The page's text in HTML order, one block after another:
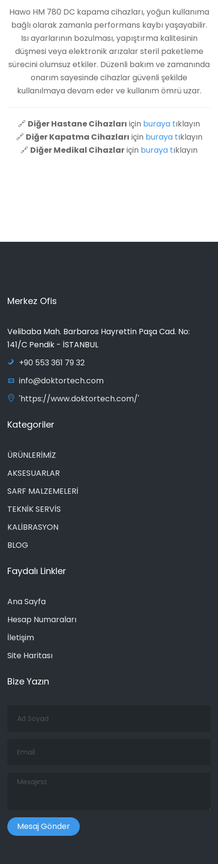
Hawo HM 780 DC kapama cihazları, yoğun kullanıma
bağlı olarak zamanla performans kaybı yaşayabilir.
Isı ayarlarının bozulması, yapıştırma kalitesinin
düşmesi veya elektronik arızalar steril paketleme
sürecini olumsuz etkiler. Düzenli bakım ve zamanında
onarım sayesinde cihazlar güvenli şekilde
kullanılmaya devam eder ve kullanım ömrü uzar.
🔗 Diğer Hastane Cihazları için buraya tıklayın
🔗 Diğer Kapatma Cihazları için buraya tıklayın
🔗 Diğer Medikal Cihazlariçin buraya tıklayın
Merkez Ofis
Velibaba Mah. Barbaros Hayrettin Paşa Cad. No:
141/C Pendik - İSTANBUL
+90 553 361 79 32
info@doktortech.com
'https://www.doktortech.com/'
Kategoriler
ÜRÜNLERİMİZ
AKSESUARLAR
SARF MALZEMELERİ
TEKNİK SERVİS
KALİBRASYON
BLOG
Faydalı Linkler
Ana Sayfa
Hesap Numaraları
İletişim
Site Haritası
Bize Yazın
Soyad
Mesajınız